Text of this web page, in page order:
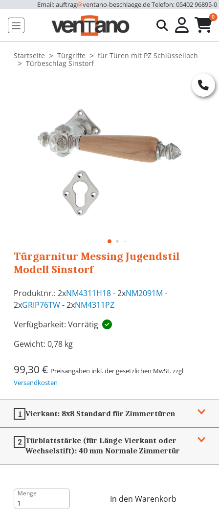
Email: auftrag@ventano-beschlaege.deTelefon: 05402 96895-0
0
Startseite Türgriffe
für Türen mit PZ Schlüsselloch
Türbeschlag Sinstorf
Türgarnitur Messing Jugendstil
Modell Sinstorf
Produktnr.: 2xNM4311H18- 2xNM2091M -
2xGRIP76TW- 2xNM4311PZ
Verfügbarkeit: Vorrätig
Gewicht: 0,78 kg
99,30 € Preisangaben inkl. der gesetzlichen MwSt. zzgl
Versandkosten
1 Vierkant: 8x8 Standard für Zimmertüren
2 Türblattstärke (für Länge Vierkant oder
Wechselstift):40 mm Normale Zimmertür
Menge
In den Warenkorb